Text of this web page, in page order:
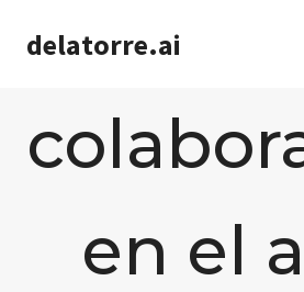
delatorre.ai
en el